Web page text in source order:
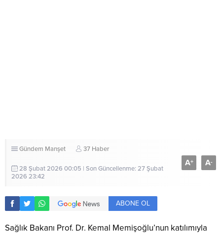
Gündem Manşet 37 Haber
28 Şubat 2026 00:05 | Son Güncellenme: 27 Şubat
2026 23:42
A+ A-
ABONE OL
Sağlık Bakanı Prof. Dr. Kemal Memişoğlu’nun katılımıyla